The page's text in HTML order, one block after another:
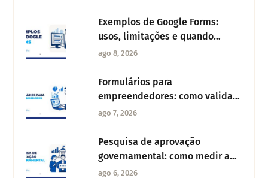
Exemplos de Google Forms:
usos, limitações e quando
migrar para uma alternativa
ago 8, 2026
Formulários para
empreendedores: como validar
sua ideia de negócio com dados
ago 7, 2026
Pesquisa de aprovação
governamental: como medir a
confiança dos cidadãos
ago 6, 2026